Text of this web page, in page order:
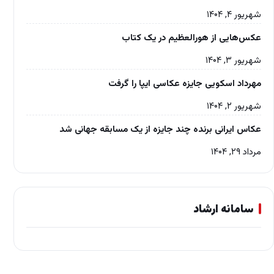
شهریور ۴, ۱۴۰۴
عکس‌هایی از هورالعظیم در یک کتاب
شهریور ۳, ۱۴۰۴
مهرداد اسکویی جایزه عکاسی ایپا را گرفت
شهریور ۲, ۱۴۰۴
عکاس ایرانی برنده چند جایزه از یک مسابقه جهانی شد
مرداد ۲۹, ۱۴۰۴
سامانه ارشاد